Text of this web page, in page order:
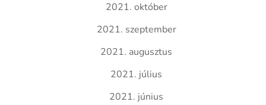
2021. október
2021. szeptember
2021. augusztus
2021. július
2021. június